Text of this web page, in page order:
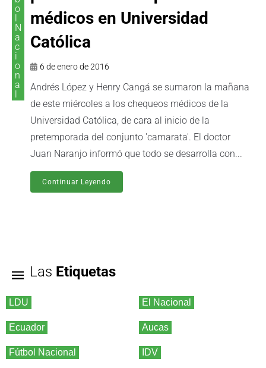
o
l
N
a
c
i
o
n
a
l
médicos en Universidad
Católica
6 de enero de 2016
Andrés López y Henry Cangá se sumaron la mañana
de este miércoles a los chequeos médicos de la
Universidad Católica, de cara al inicio de la
pretemporada del conjunto 'camarata'. El doctor
Juan Naranjo informó que todo se desarrolla con...
Continuar Leyendo
Las Etiquetas
LDU El Nacional
Ecuador Aucas
Fútbol Nacional IDV